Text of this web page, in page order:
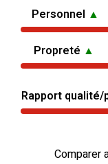
Personnel ▲
Propreté ▲
Rapport qualité/
Comparer